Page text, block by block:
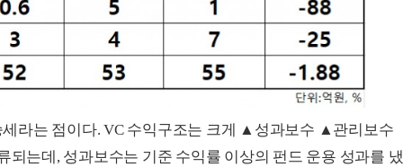
세라는 점이다. VC 수익구조는 크게 ▲성과보수 ▲관리보수
는데, 성과보수는 기준 수익률 이상의 펀드 운용 성과를 냈